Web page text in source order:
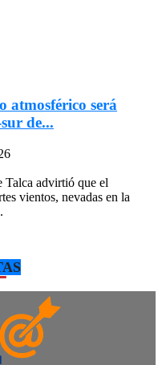
atmosférico será
de...
advirtió que el
vientos, nevadas en la